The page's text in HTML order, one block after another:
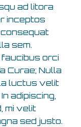
ad litora
inceptos
consequat
sem.
faucibus orci
Curae; Nulla
luctus velit
adipiscing,
mi velit
sed justo.